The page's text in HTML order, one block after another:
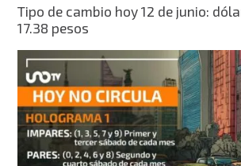
Tipo de cambio hoy 12 de junio:
17.38 pesos